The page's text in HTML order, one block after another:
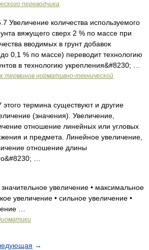
переводчика
Увеличение количества используемого
вяжущего сверх 2 % по массе при
вводимых в грунт добавок
0,1 % по массе) переводит технологию
в технологию укрепления&#8230; …
терминов нормативно-технической
термина существуют и другие
(значения). Увеличение,
отношение линейных или угловых
и предмета. Линейное увеличение,
отношение длины
…
увеличение • максимальное
увеличение • сильное увеличение •
…
→